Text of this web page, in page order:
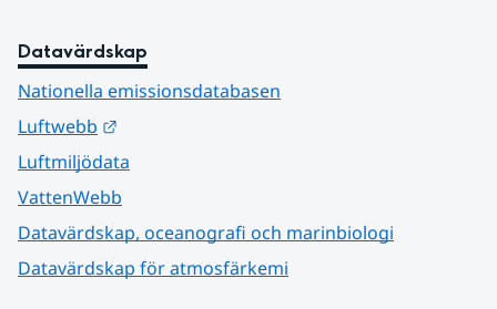
Datavärdskap
Nationella emissionsdatabasen
Luftwebb
Luftmiljödata
VattenWebb
Datavärdskap, oceanografi och marinbiologi
Datavärdskap för atmosfärkemi